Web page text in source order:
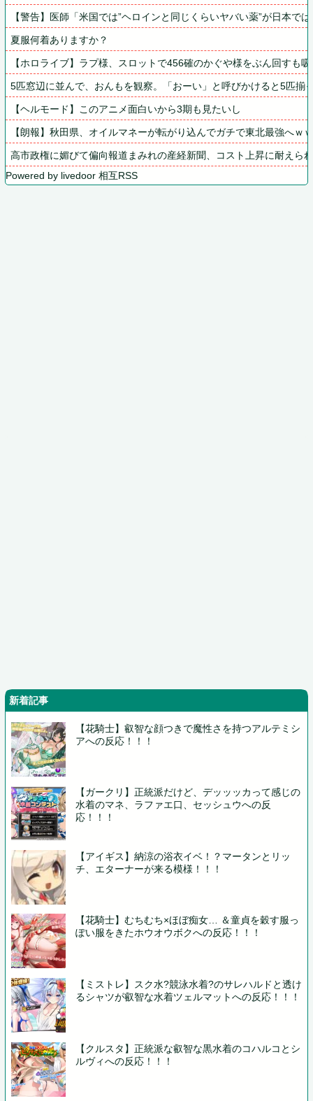
【警告】医師「米国では”ヘロインと同じくらいヤバい薬”が日本で
夏服何着ありますか？
【ホロライブ】ラプ様、スロットで456確のかぐや様をぶん回すも
5匹窓辺に並んで、おんもを観察。「おーい」と呼びかけると5匹
【ヘルモード】このアニメ面白いから3期も見たいし
【朗報】秋田県、オイルマネーが転がり込んでガチで東北最強へｗ
高市政権に媚びて偏向報道まみれの産経新聞、コスト上昇に耐えら
Powered by livedoor 相互RSS
新着記事
【花騎士】叡智な顔つきで魔性さを持つアルテミシ
アへの反応！！！
【ガークリ】正統派だけど、デッッッカって感じの
水着のマネ、ラファエ口、セッシュウへの反
応！！！
【アイギス】納涼の浴衣イベ！？マータンとリッ
チ、エターナーが来る模様！！！
【花騎士】むちむち×ほぼ痴女… ＆童貞を穀す服っ
ぽい服をきたホウオウボクへの反応！！！
【ミストレ】スク水?競泳水着?のサレハルドと透け
るシャツが叡智な水着ツェルマットへの反応！！！
【クルスタ】正統派な叡智な黒水着のコハルコとシ
ルヴィへの反応！！！